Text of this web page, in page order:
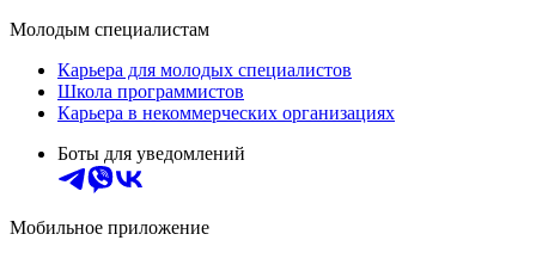
Молодым специалистам
Карьера для молодых специалистов
Школа программистов
Карьера в некоммерческих организациях
Боты для уведомлений
Мобильное приложение